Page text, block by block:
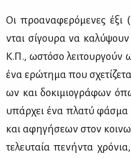
Οι προ­α­να­φε­ρό­με­νες έξι
νται σί­γου­ρα να
Κ.Π., ωστό­σο λει­τουρ­γούν
ένα ερώ­τη­μα που
ων και δο­κι­μιο­γρά­φων
υπάρ­χει ένα πλα­τύ
και αφη­γή­σε­ων στον
τε­λευ­ταία πε­νή­ντα